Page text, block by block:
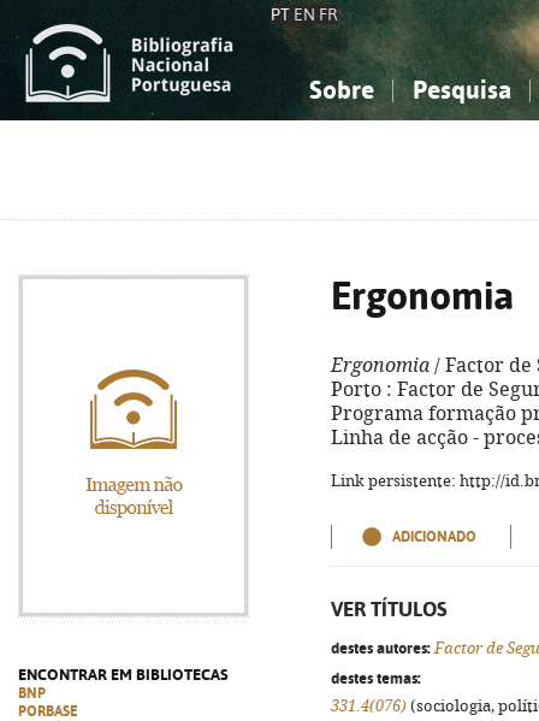
PT EN FR
Sobre Pesquisa
ENCONTRAR EM BIBLIOTECAS
BNP
PORBASE
Ergonomia
Ergonomia / Factor de
Porto : Factor de
Programa formação
Linha de acção -
Link persistente: http://
ADICIONADO
VER TÍTULOS
destes autores: Factor de
destes temas:
331.4(076) (sociologia,